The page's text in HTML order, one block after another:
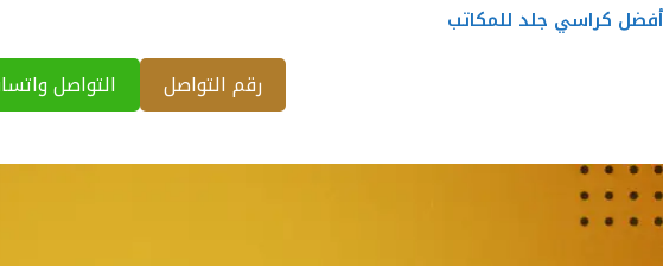
أفضل كراسي جلد للمكاتب
رقم التواصل التواصل